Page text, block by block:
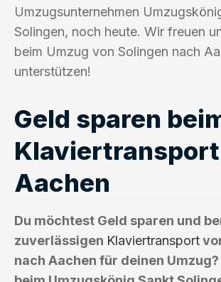
Umzugsunternehmen
Solingen, noch heute. Wir freuen
beim Umzug von Solingen nach
unterstützen!
Geld sparen
Aachen
Du möchtest Geld sparen und
zuverlässigen Klaviertransport
nach Aachen für deinen